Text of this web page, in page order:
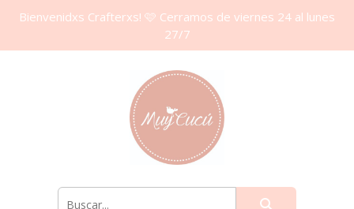
Bienvenidxs Crafterxs! 🩷 Cerramos de viernes 24 al lunes
27/7